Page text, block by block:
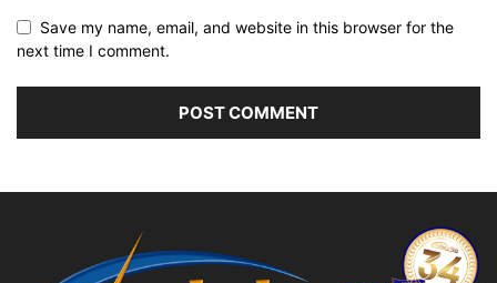
Save my name, email, and website in this browser for the
next time I comment.